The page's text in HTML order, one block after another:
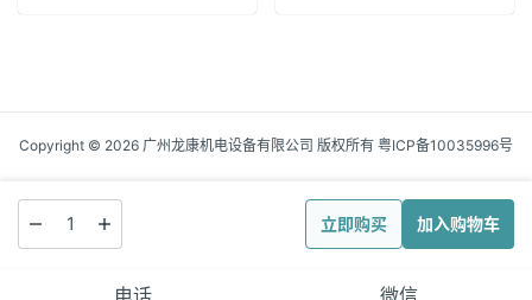
立即购买 加入购物车
Copyright © 2026 广州龙康机电设备有限公司 版权所有 粤ICP备10035996号
电话 微信